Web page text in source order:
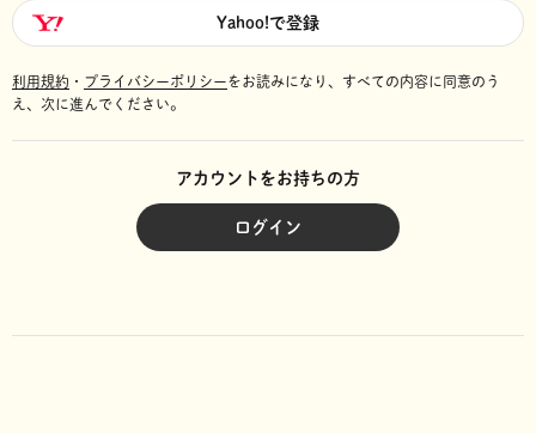
Yahoo!で登録
利用規約 ・ プライバシーポリシーをお読みになり、 すべての内容に同意のう
え、次に進んでください。
アカウントをお持ちの方
ログイン